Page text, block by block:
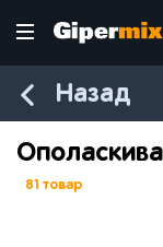
Назад
81 товар